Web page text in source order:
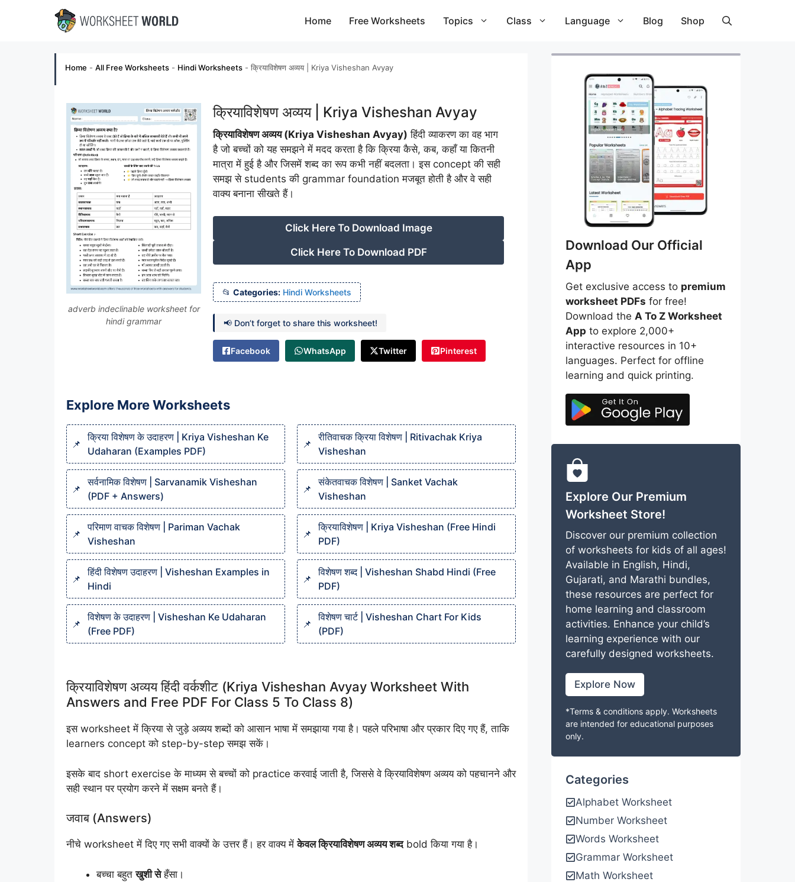
Home Free Worksheets Topics Class Language Blog Shop
Home - All Free Worksheets - Hindi Worksheets - क्रियाविशेषण अव्यय | Kriya Visheshan Avyay
adverb indeclinable worksheet for
hindi grammar
क्रियाविशेषण अव्यय | Kriya Visheshan Avyay
क्रियाविशेषण अव्यय (Kriya Visheshan Avyay) हिंदी व्याकरण का वह भाग
है जो बच्चों को यह समझने में मदद करता है कि क्रिया कैसे, कब, कहाँ या कितनी
मात्रा में हुई है और जिसमें शब्द का रूप कभी नहीं बदलता। इस concept की सही
समझ से students की grammar foundation मजबूत होती है और वे सही
वाक्य बनाना सीखते हैं।
Click Here To Download Image
Click Here To Download PDF
Categories: Hindi Worksheets
📢 Don’t forget to share this worksheet!
Facebook WhatsApp Twitter Pinterest
Explore More Worksheets
क्रिया विशेषण के उदाहरण | Kriya Visheshan Ke
Udaharan (Examples PDF)
रीतिवाचक क्रिया विशेषण | Ritivachak Kriya
Visheshan
सर्वनामिक विशेषण | Sarvanamik Visheshan
(PDF + Answers)
संकेतवाचक विशेषण | Sanket Vachak
Visheshan
परिमाण वाचक विशेषण | Pariman Vachak
Visheshan
क्रियाविशेषण | Kriya Visheshan (Free Hindi
PDF)
हिंदी विशेषण उदाहरण | Visheshan Examples in
Hindi
विशेषण शब्द | Visheshan Shabd Hindi (Free
PDF)
विशेषण के उदाहरण | Visheshan Ke Udaharan
(Free PDF)
विशेषण चार्ट | Visheshan Chart For Kids
(PDF)
क्रियाविशेषण अव्यय हिंदी वर्कशीट (Kriya Visheshan Avyay Worksheet With
Answers and Free PDF For Class 5 To Class 8)
इस worksheet में क्रिया से जुड़े अव्यय शब्दों को आसान भाषा में समझाया गया है। पहले परिभाषा और प्रकार दिए गए हैं, ताकि
learners concept को step-by-step समझ सकें।
इसके बाद short exercise के माध्यम से बच्चों को practice करवाई जाती है, जिससे वे क्रियाविशेषण अव्यय को पहचानने और
सही स्थान पर प्रयोग करने में सक्षम बनते हैं।
जवाब (Answers)
नीचे worksheet में दिए गए सभी वाक्यों के उत्तर हैं। हर वाक्य मेंकेवल क्रियाविशेषण अव्यय शब्दbold किया गया है।
बच्चा बहुतखुशी सेहँसा।
Download Our Official
App
Get exclusive access to premium
worksheet PDFs for free!
Download the A To Z Worksheet
App to explore 2,000+
interactive resources in 10+
languages. Perfect for offline
learning and quick printing.
Explore Our Premium
Worksheet Store!
Discover our premium collection
of worksheets for kids of all ages!
Available in English, Hindi,
Gujarati, and Marathi bundles,
these resources are perfect for
home learning and classroom
activities. Enhance your child’s
learning experience with our
carefully designed worksheets.
Explore Now
*Terms & conditions apply. Worksheets
are intended for educational purposes
only.
Categories
Alphabet Worksheet
Number Worksheet
Words Worksheet
Grammar Worksheet
Math Worksheet